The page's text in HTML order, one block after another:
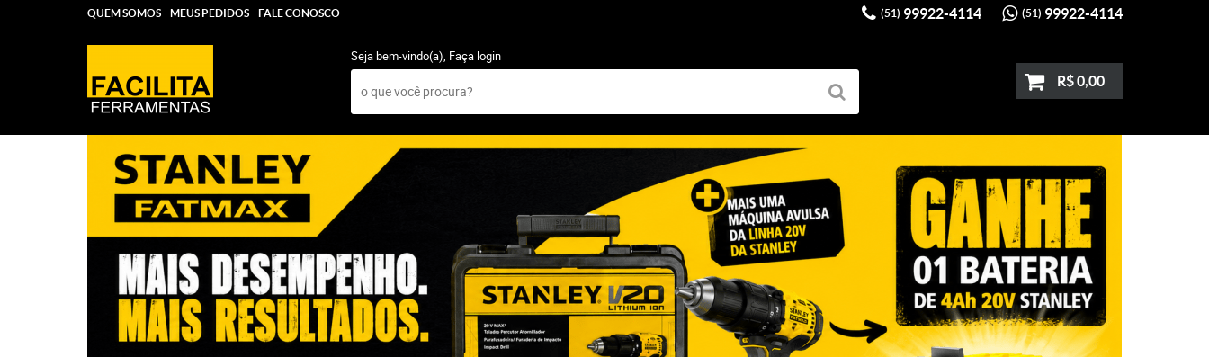
QUEM SOMOS MEUS PEDIDOS FALE CONOSCO (51) 99922-4114 (51) 99922-4114
Seja bem-vindo(a), Faça login
R$ 0,00